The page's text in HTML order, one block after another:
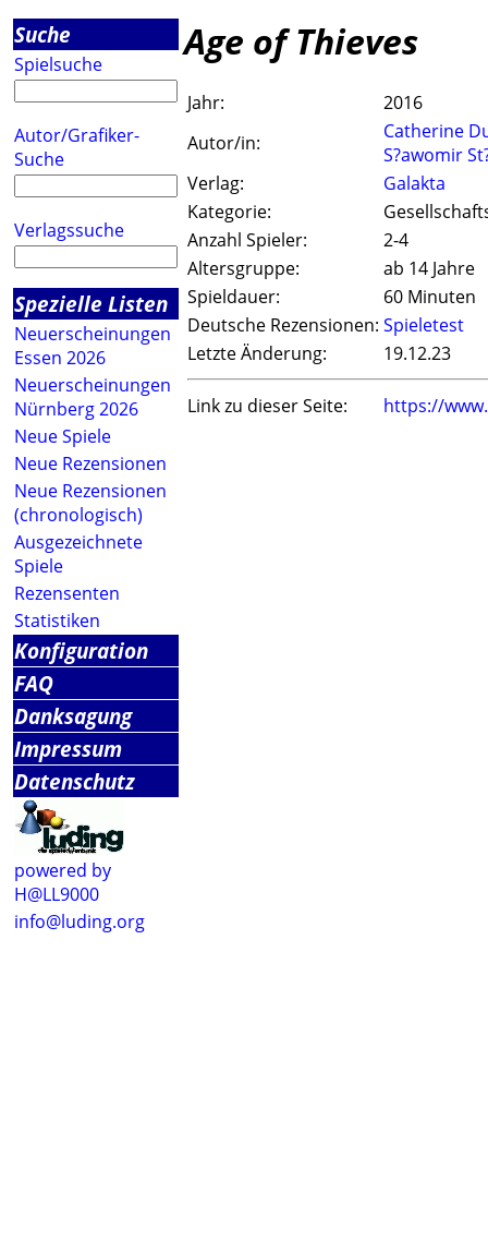
Suche
Spielsuche
Autor/Grafiker-
Suche
Verlagssuche
Spezielle Listen
Neuerscheinungen
Essen 2026
Neuerscheinungen
Nürnberg 2026
Neue Spiele
Neue Rezensionen
Neue Rezensionen
(chronologisch)
Ausgezeichnete
Spiele
Rezensenten
Statistiken
Konfiguration
FAQ
Danksagung
Impressum
Datenschutz
powered by
H@LL9000
info@luding.org
Age of Thieves
Jahr:
2016
Autor/in:
Catherine
S?awomir
Verlag:
Galakta
Kategorie:
Anzahl Spieler:
2-4
Altersgruppe:
ab 14 Jahre
Spieldauer:
60 Minuten
Deutsche Rezensionen: Spieletest
Letzte Änderung:
19.12.23
Link zu dieser Seite: https://